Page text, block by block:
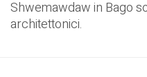
Shwemawdaw in Bago
architettonici.